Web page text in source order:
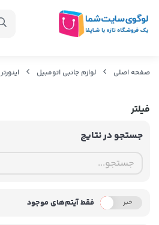
صفحه اصلی لوازم جانبی اتومبیل اینورتر
فیلتر
جستجو در نتایج
بله خیر فقط آیتم‌های موجود